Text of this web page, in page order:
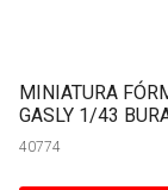
MINIATURA
GASLY 1/43
40774